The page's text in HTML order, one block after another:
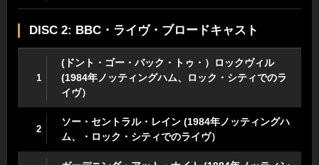
DISC 2: BBC・ライヴ・ブロードキャスト
1
(ドント・ゴー・バック・トゥ・）ロックヴィル
(1984年ノッティングハム、ロック・シティでのラ
イヴ）
2
ソー・セントラル・レイン (1984年ノッティングハ
ム、・ロック・シティでのライヴ）